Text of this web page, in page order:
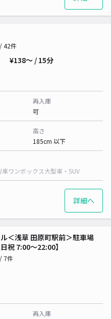
42件
¥138〜 / 15分
再入庫
可
高さ
185cm 以下
車ワンボックス大型車・SUV
詳細へ
＜浅草 田原町駅前＞駐車場
祝 7:00～22:00】
/ 7件
再入庫